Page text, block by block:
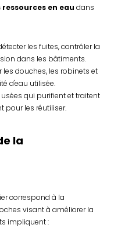
en eau dans
les fuites, contrôler la
dans les bâtiments.
douches, les robinets et
d'eau utilisée.
qui purifient et traitent
pour les réutiliser.
la
correspond à la
visant à améliorer la
impliquent :